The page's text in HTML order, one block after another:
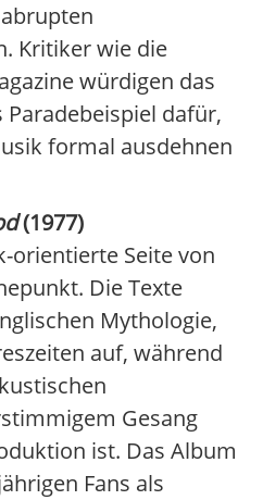
Kritiker wie die
würdigen das
dafür,
formal ausdehnen
(1977)
orientierte Seite von
Die Texte
Mythologie,
auf, während
Gesang
ist. Das Album
Fans als